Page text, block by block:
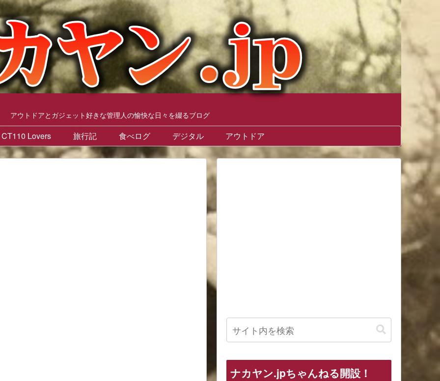
アウトドアとガジェット好きな管理人の愉快な日々を綴るブログ
CT110 Lovers 旅行記 食べログ デジタル アウトドア
ナカヤン.jpちゃんねる開設！